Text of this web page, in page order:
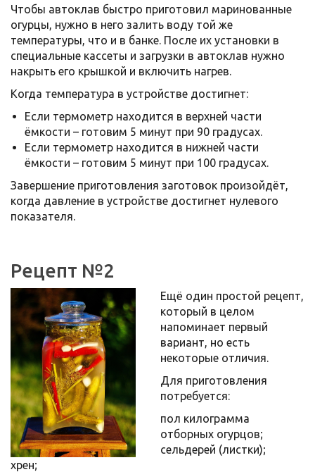
Чтобы автоклав быстро приготовил маринованные
огурцы, нужно в него залить воду той же
температуры, что и в банке. После их установки в
специальные кассеты и загрузки в автоклав нужно
накрыть его крышкой и включить нагрев.
Когда температура в устройстве достигнет:
Если термометр находится в верхней части
ёмкости – готовим 5 минут при 90 градусах.
Если термометр находится в нижней части
ёмкости – готовим 5 минут при 100 градусах.
Завершение приготовления заготовок произойдёт,
когда давление в устройстве достигнет нулевого
показателя.
Рецепт №2
Ещё один простой рецепт,
который в целом
напоминает первый
вариант, но есть
некоторые отличия.
Для приготовления
потребуется:
пол килограмма
отборных огурцов;
сельдерей (листки);
хрен;